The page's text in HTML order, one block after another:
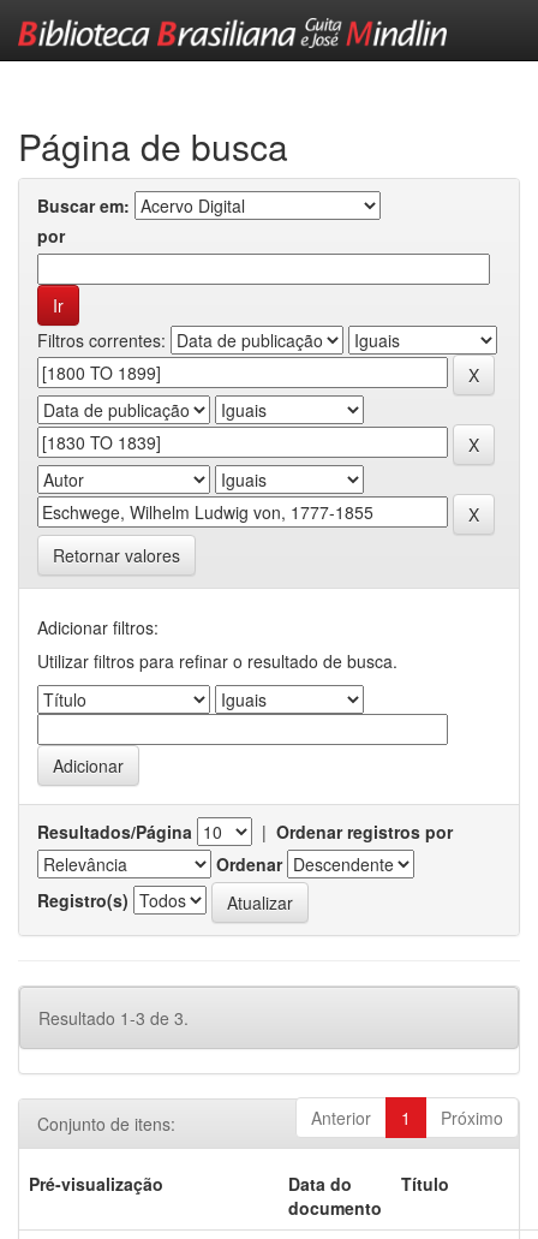
Página de busca
Buscar em:
por
Filtros correntes:
Retornar valores
Adicionar filtros:
Utilizar filtros para refinar o resultado de busca.
Resultados/Página | Ordenar registros por
Ordenar
Registro(s)
Resultado 1-3 de 3.
Anterior 1 Próximo
Conjunto de itens:
Pré-visualização
Data do
documento
Título